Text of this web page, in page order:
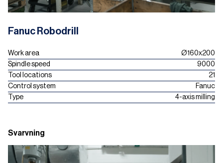
Fanuc Robodrill
Work area
Ø160x200
Spindle speed
9000
Tool locations
21
Control system
Fanuc
Type
4-axis milling
Svarvning